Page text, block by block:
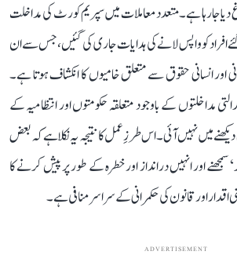
دیا جا رہا ہے۔ متعدد معاملات میں سپریم کورٹ کی مداخلت
افراد کو واپس لانے کی ہدایات جاری کی گئیں، جس سے ان
اور انسانی حقوق سے متعلق خامیوں کا انکشاف ہوتا ہے۔
مداخلتوں کے باوجود متعلقہ حکومتوں اور انتظامیہ کے
میں نہیں آئی۔ اس طرزِ عمل کا نتیجہ یہ نکلا ہے کہ بعض
سمجھنے اور انہیں درانداز اور خطرہ کے طور پر پیش کرنے کا
اقدار اور قانون کی حکمرانی کے سراسر منافی ہے۔
ADVERTISEMENT